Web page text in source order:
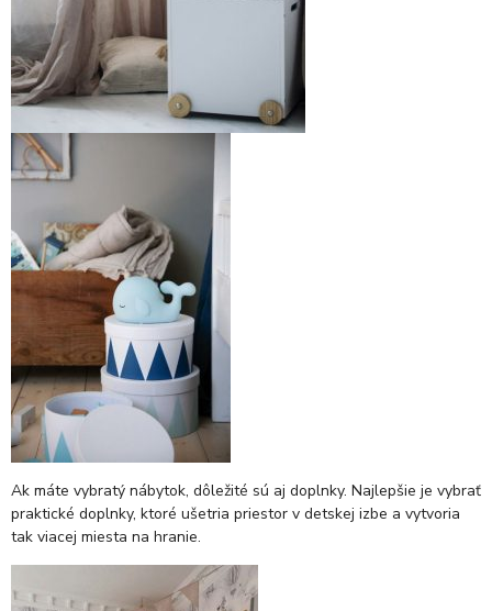
Ak máte vybratý nábytok, dôležité sú aj doplnky. Najlepšie je vybrať
praktické doplnky, ktoré ušetria priestor v detskej izbe a vytvoria
tak viacej miesta na hranie.